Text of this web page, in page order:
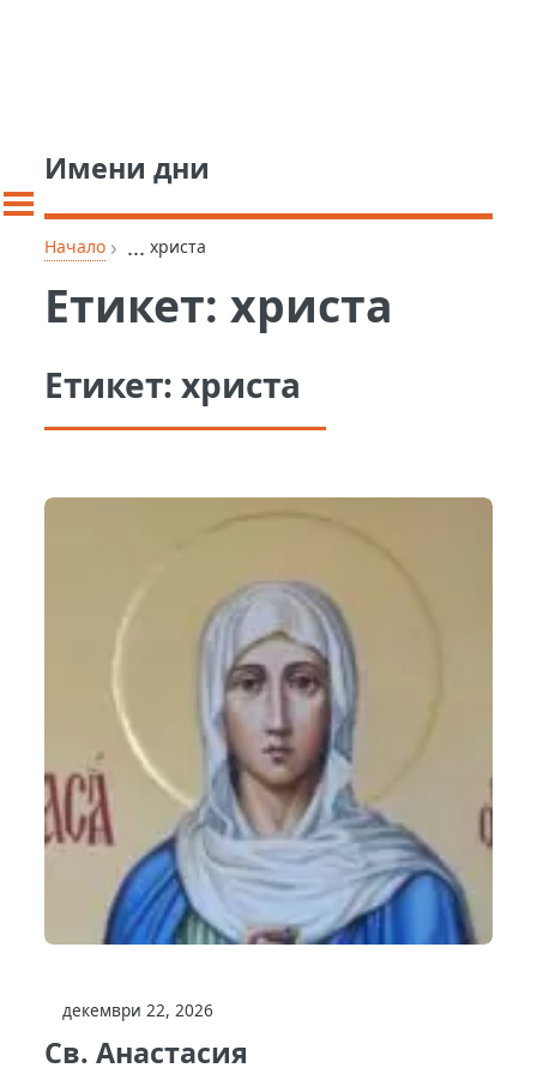
Имени дни
Начало › ... христа
Етикет:христа
Етикет:христа
декември 22, 2026
Св. Анастасия